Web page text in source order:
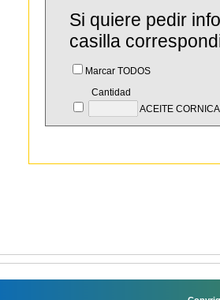
Si quiere pedir
casilla
Marcar TODOS
Cantidad
ACEITE